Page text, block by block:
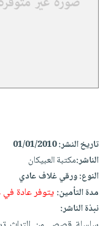
إختياراتنا
يتكرر
iKitab
على
Android
تحميل
iKitab
أسئلة
على
masmu3
على
Apple
تعليمية
جوائز
تعليمية
أجهزة
العناية
الشخصية
العناية
وتصفيف
المطبخ
والسفرة
جديد
الكل
أوانيمتجر
تاريخ النشر:01/01/2010
الناشر:مكتبة العبيكان
النوع:ورقي غلاف عادي
مدة التأمين:يتوفر عادة
نبذة الناشر: